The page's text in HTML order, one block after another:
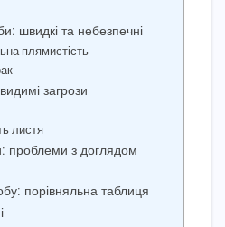
швидкі та небезпечні
плямистість
загрози
листя
проблеми з доглядом
порівняльна таблиця